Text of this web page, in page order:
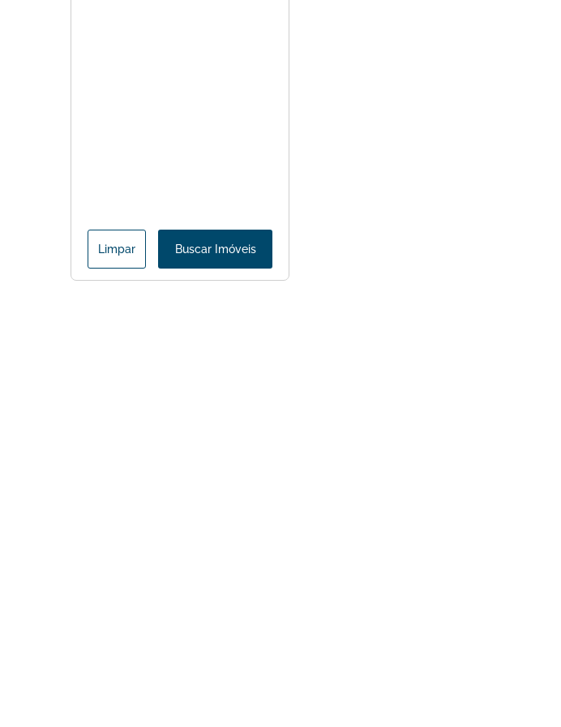
Limpar Buscar Imóveis